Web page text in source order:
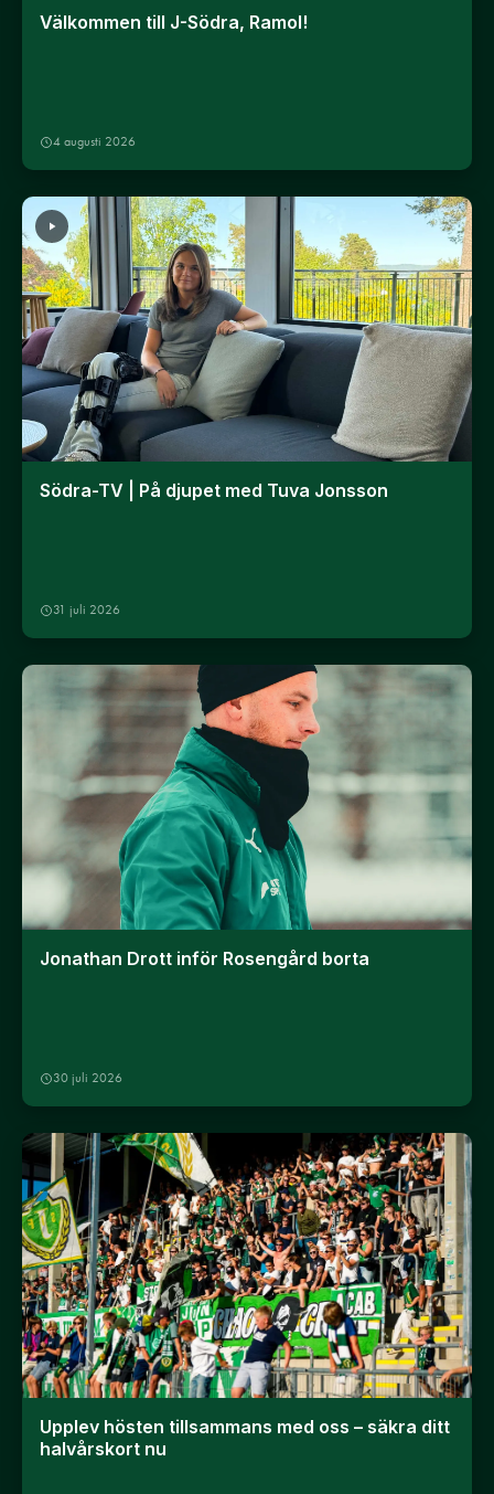
Välkommen till J-Södra, Ramol!
4 augusti 2026
Södra-TV | På djupet med Tuva Jonsson
31 juli 2026
Jonathan Drott inför Rosengård borta
30 juli 2026
Upplev hösten tillsammans med oss – säkra ditt
halvårskort nu